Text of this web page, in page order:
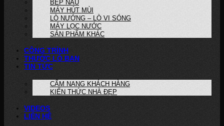
BẾP NẤU
MÁY HÚT MÙI
LÒ NƯỚNG – LÒ VI SÓNG
MÁY LỌC NƯỚC
SẢN PHẨM KHÁC
CÔNG TRÌNH
THƯỚC LỖ BAN
TIN TỨC
CẨM NANG KHÁCH HÀNG
KIẾN THỨC NHÀ ĐẸP
VIDEOS
LIÊN HỆ